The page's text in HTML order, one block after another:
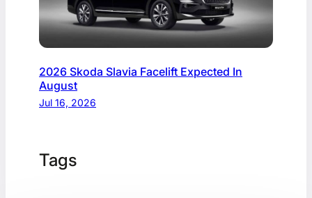
2026 Skoda Slavia Facelift Expected In
August
Jul 16, 2026
Tags